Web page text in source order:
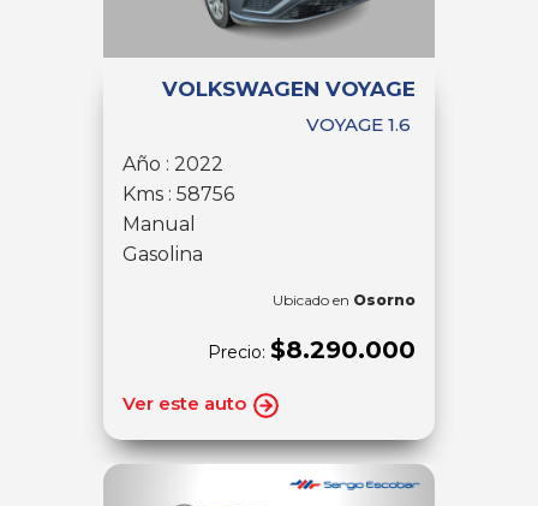
VOLKSWAGEN VOYAGE
VOYAGE 1.6
Año : 2022
Kms : 58756
Manual
Gasolina
Ubicado en Osorno
Precio: $8.290.000
Ver este auto